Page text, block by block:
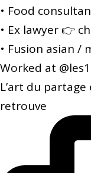
• Food
• Ex lawyer 👉
• Fusion asian /
Worked at
L’art du
retrouve